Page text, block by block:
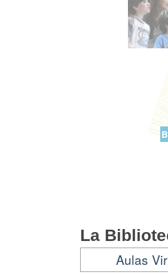
La
Aulas